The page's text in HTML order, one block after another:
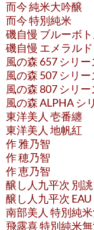
而今 純米大吟醸
而今 特別純米
磯自慢 ブルーボ
磯自慢 エメラルド
風の森 657 シリー
風の森 507 シリー
風の森 807 シリー
風の森 ALPHA シ
東洋美人 壱番纏
東洋美人 地帆紅
作 雅乃智
作 穂乃智
作 恵乃智
醸し人九平次 別誂
醸し人九平次 EAU
南部美人 特別純
飛露喜 特別純米